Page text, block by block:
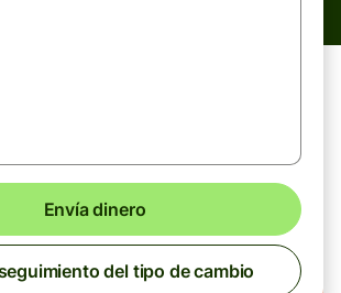
Envía dinero
del tipo de cambio